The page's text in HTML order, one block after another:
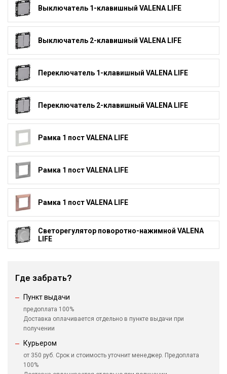
Выключатель 1-клавишный VALENA LIFE
Выключатель 2-клавишный VALENA LIFE
Переключатель 1-клавишный VALENA LIFE
Переключатель 2-клавишный VALENA LIFE
Рамка 1 пост VALENA LIFE
Рамка 1 пост VALENA LIFE
Рамка 1 пост VALENA LIFE
Светорегулятор поворотно-нажимной VALENA
LIFE
Где забрать?
Пункт выдачи
предоплата 100%
Доставка оплачивается отдельно в пункте выдачи при
получении
Курьером
от 350 руб. Срок и стоимость уточнит менеджер. Предоплата
100%